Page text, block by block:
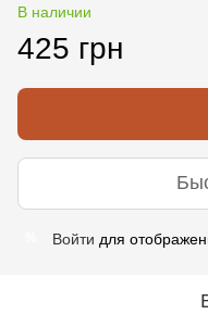
В наличии
425 грн
Войти для